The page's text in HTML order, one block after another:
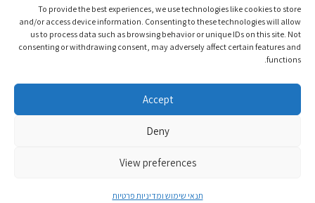
To provide the best experiences, we use technologies like cookies to store
and/or access device information. Consenting to these technologies will allow
us to process data such as browsing behavior or unique IDs on this site. Not
consenting or withdrawing consent, may adversely affect certain features and
functions.
Accept
Deny
View preferences
תנאי שימוש ומדיניות פרטיות
المقالات